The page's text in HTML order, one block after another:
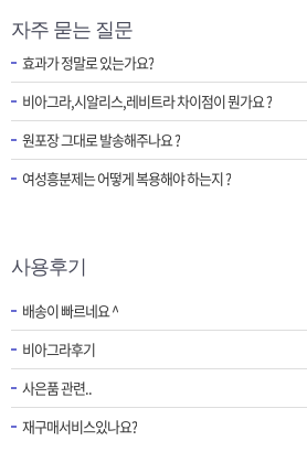
자주 묻는 질문
효과가 정말로 있는가요?
비아그라,시알리스,레비트라 차이점이 뭔가요 ?
원포장 그대로 발송해주나요 ?
여성흥분제는 어떻게 복용해야 하는지 ?
사용후기
배송이 빠르네요 ^
비아그라후기
사은품 관련..
재구매서비스있나요?